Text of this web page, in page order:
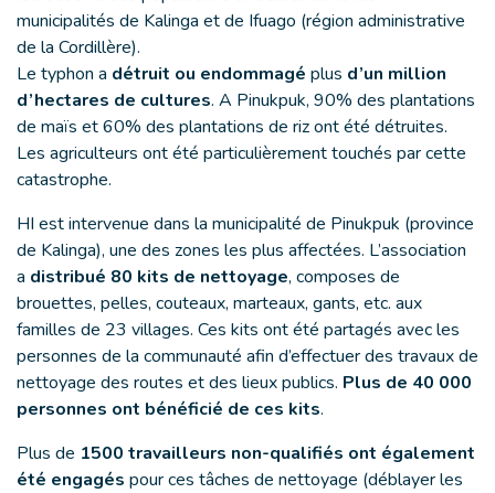
municipalités de Kalinga et de Ifuago (région administrative
de la Cordillère).
Le typhon a détruit ou endommagé plus d’un million
d’hectares de cultures. A Pinukpuk, 90% des plantations
de maïs et 60% des plantations de riz ont été détruites.
Les agriculteurs ont été particulièrement touchés par cette
catastrophe.
HI est intervenue dans la municipalité de Pinukpuk (province
de Kalinga), une des zones les plus affectées. L’association
a distribué 80 kits de nettoyage, composes de
brouettes, pelles, couteaux, marteaux, gants, etc. aux
familles de 23 villages. Ces kits ont été partagés avec les
personnes de la communauté afin d’effectuer des travaux de
nettoyage des routes et des lieux publics. Plus de 40 000
personnes ont bénéficié de ces kits.
Plus de 1500 travailleurs non-qualifiés ont également
été engagés pour ces tâches de nettoyage (déblayer les